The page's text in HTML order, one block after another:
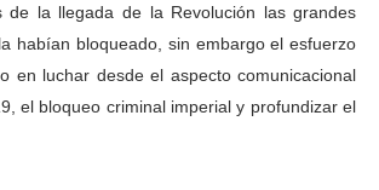
de la llegada de la Revolución las grandes
habían bloqueado, sin embargo el esfuerzo
en luchar desde el aspecto comunicacional
el bloqueo criminal imperial y profundizar el